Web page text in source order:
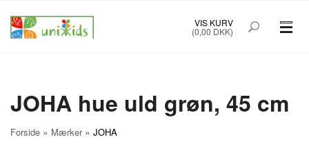
VIS KURV
(0,00 DKK)
BØRNETØJ STR. 50-92
JOHA hue uld grøn, 45 cm
Forside » Mærker» JOHA